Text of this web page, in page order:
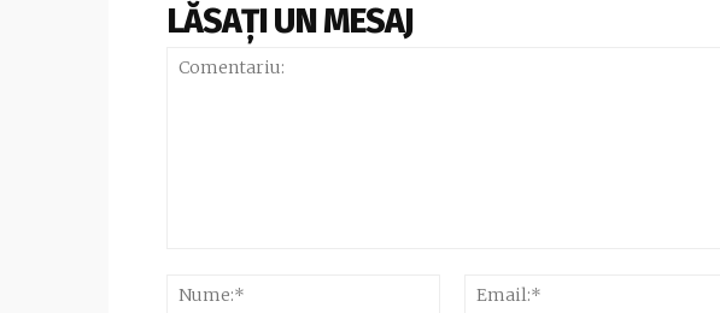
LĂSAȚI UN MESAJ
Nume:*